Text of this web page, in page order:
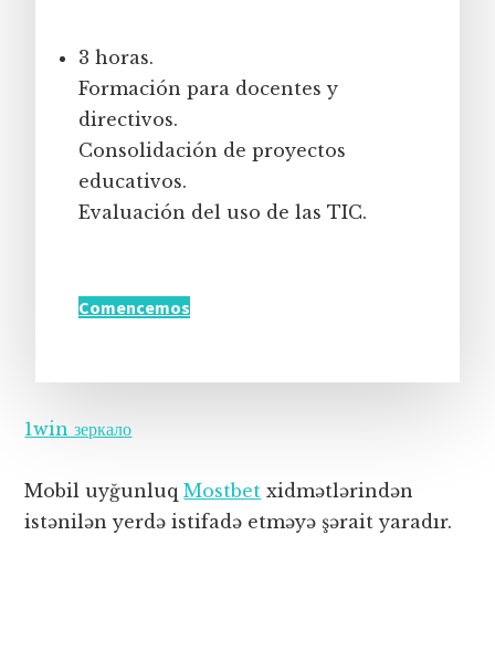
3 horas.
Formación para docentes y
directivos.
Consolidación de proyectos
educativos.
Evaluación del uso de las TIC.
Comencemos
1win зеркало
Mobil uyğunluqMostbet xidmətlərindən
istənilən yerdə istifadə etməyə şərait yaradır.